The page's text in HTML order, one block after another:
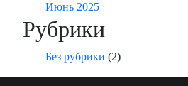
Июнь 2025
Рубрики
Без рубрики (2)